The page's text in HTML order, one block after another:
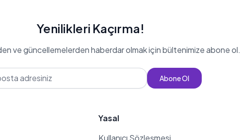
Yenilikleri Kaçırma!
ve güncellemelerden haberdar olmak için bültenimize abone ol.
Abone Ol
Yasal
Kullanıcı Sözleşmesi